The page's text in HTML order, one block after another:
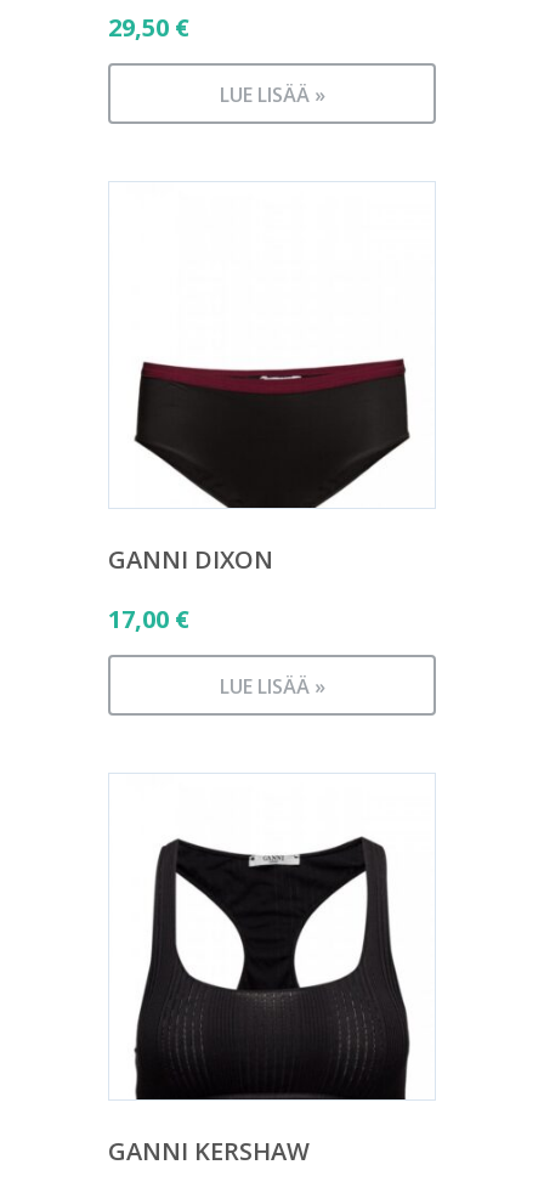
29,50 €
LUE LISÄÄ »
GANNI DIXON
17,00 €
LUE LISÄÄ »
GANNI KERSHAW